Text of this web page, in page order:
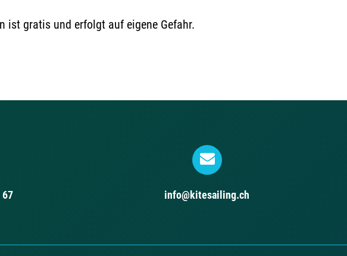
ist gratis und erfolgt auf eigene Gefahr.
67 info@kitesailing.ch